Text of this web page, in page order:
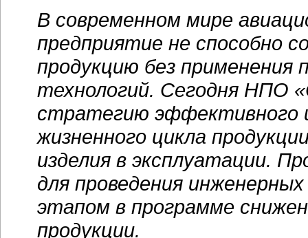
В современном мире
предприятие не способно
продукцию без
технологий. Сегодня НПО
стратегию эффективного
жизненного цикла
изделия в эксплуатации.
для проведения
этапом в программе
продукции.